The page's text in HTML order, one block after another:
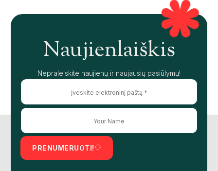
Naujienlaiškis
Nepraleiskite naujienų ir naujausių pasiūlymų!
PRENUMERUOTI!